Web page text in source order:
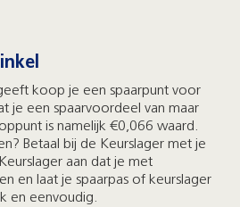
koop je een spaarpunt voor
je een spaarvoordeel van maar
is namelijk €0,066 waard.
Betaal bij de Keurslager met je
aan dat je met
en laat je spaarpas of keurslager
en eenvoudig.